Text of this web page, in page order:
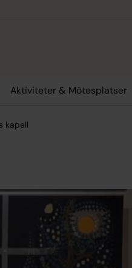
Aktiviteter & Mötesplatser
kapell